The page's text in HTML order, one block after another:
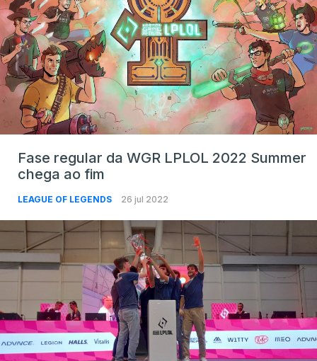
Fase regular da WGR LPLOL 2022 Summer
chega ao fim
LEAGUE OF LEGENDS 26 jul 2022